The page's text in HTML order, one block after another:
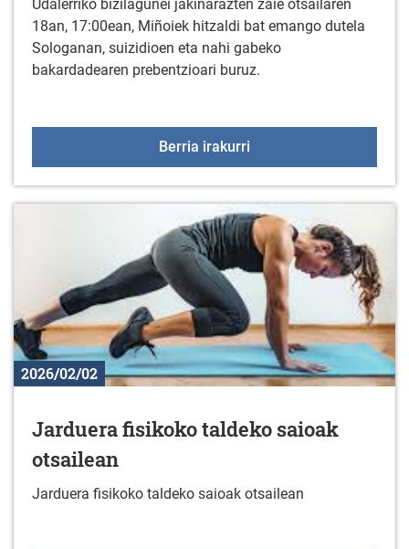
Udalerriko bizilagunei jakinarazten zaie otsailaren
18an, 17:00ean, Miñoiek hitzaldi bat emango dutela
Sologanan, suizidioen eta nahi gabeko
bakardadearen prebentzioari buruz.
Berria irakurri
2026/02/02
Jarduera fisikoko taldeko saioak
otsailean
Jarduera fisikoko taldeko saioak otsailean